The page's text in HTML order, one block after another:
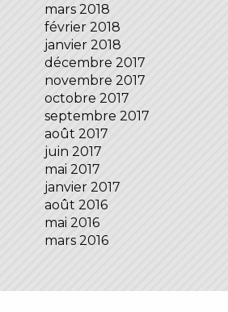
mars 2018
février 2018
janvier 2018
décembre 2017
novembre 2017
octobre 2017
septembre 2017
août 2017
juin 2017
mai 2017
janvier 2017
août 2016
mai 2016
mars 2016